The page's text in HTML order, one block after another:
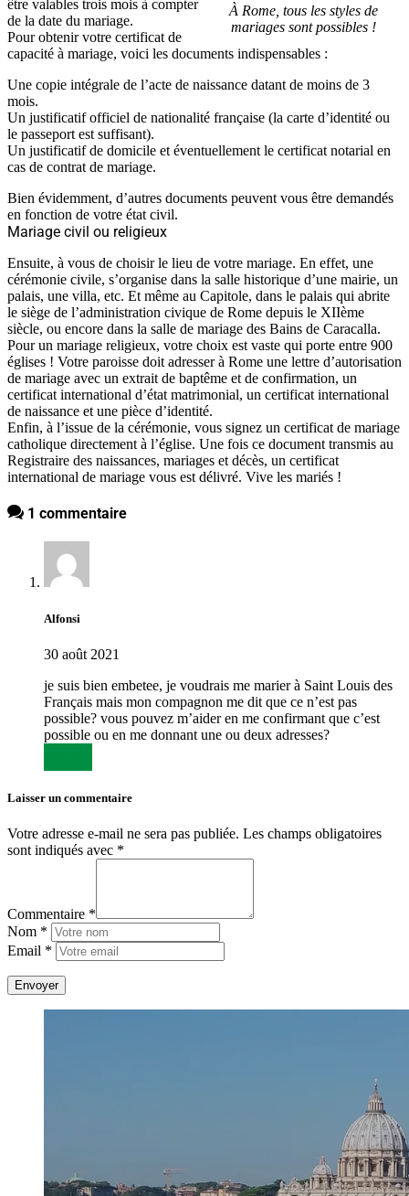
À Rome, tous les styles de
mariages sont possibles !
être valables trois mois à compter
de la date du mariage.
Pour obtenir votre certificat de
capacité à mariage, voici les documents indispensables :
Une copie intégrale de l’acte de naissance datant de moins de 3
mois.
Un justificatif officiel de nationalité française (la carte d’identité ou
le passeport est suffisant).
Un justificatif de domicile et éventuellement le certificat notarial en
cas de contrat de mariage.
Bien évidemment, d’autres documents peuvent vous être demandés
en fonction de votre état civil.
Mariage civil ou religieux
Ensuite, à vous de choisir le lieu de votre mariage. En effet, une
cérémonie civile, s’organise dans la salle historique d’une mairie, un
palais, une villa, etc. Et même au Capitole, dans le palais qui abrite
le siège de l’administration civique de Rome depuis le XIIème
siècle, ou encore dans la salle de mariage des Bains de Caracalla.
Pour un mariage religieux, votre choix est vaste qui porte entre 900
églises ! Votre paroisse doit adresser à Rome une lettre d’autorisation
de mariage avec un extrait de baptême et de confirmation, un
certificat international d’état matrimonial, un certificat international
de naissance et une pièce d’identité.
Enfin, à l’issue de la cérémonie, vous signez un certificat de mariage
catholique directement à l’église. Une fois ce document transmis au
Registraire des naissances, mariages et décès, un certificat
international de mariage vous est délivré. Vive les mariés !
1 commentaire
Alfonsi
30 août 2021
je suis bien embetee, je voudrais me marier à Saint Louis des
Français mais mon compagnon me dit que ce n’est pas
possible? vous pouvez m’aider en me confirmant que c’est
possible ou en me donnant une ou deux adresses?
Laisser un commentaire
Votre adresse e-mail ne sera pas publiée. Les champs obligatoires
sont indiqués avec *
Commentaire *
Nom *
Email *